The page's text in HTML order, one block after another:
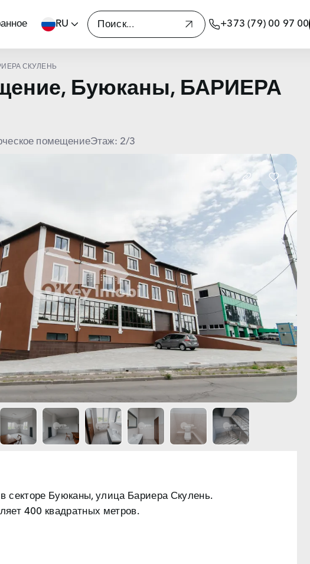
RU +373 (79) 00 97 00
СКУЛЕНЬ
Буюканы, БАРИЕРА
помещениеЭтаж: 2/3
всекторе Буюканы, улица Бариера Скулень.
400 квадратных метров.